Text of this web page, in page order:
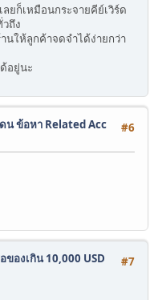
ยก็เหมือนกระจายคีย์เวิร์ด
ถึง
นให้ลูกค้าจดจำได้ง่ายกว่า
อยู่นะ
#6
น ข้อหา Related Acc
#7
ของเกิน 10,000 USD